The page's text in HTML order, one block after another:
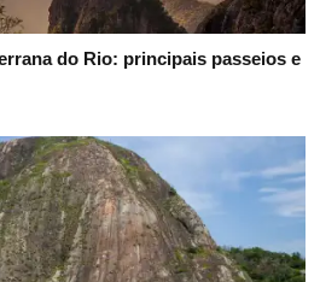
do Rio: principais passeios e